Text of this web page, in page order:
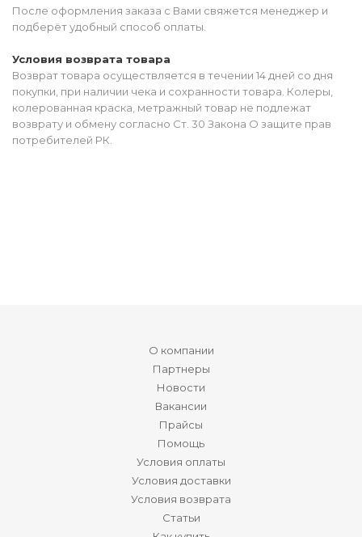
После оформления заказа с Вами свяжется менеджер и
подберёт удобный способ оплаты.
Условия возврата товара
Возврат товара осуществляется в течении 14 дней со дня
покупки, при наличии чека и сохранности товара. Колеры,
колерованная краска, метражный товар не подлежат
возврату и обмену согласно Ст. 30 Закона О защите прав
потребителей РК.
О компании
Партнеры
Новости
Вакансии
Прайсы
Помощь
Условия оплаты
Условия доставки
Условия возврата
Статьи